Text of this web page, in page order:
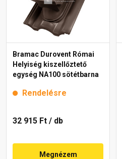
Bramac Durovent Római
Helyiség kiszellőztető
egység NA100 sötétbarna
Rendelésre
32 915 Ft / db
Megnézem